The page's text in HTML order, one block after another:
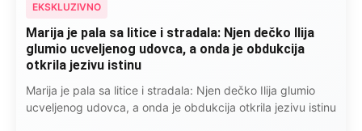
EKSKLUZIVNO
Kad se Marin suprug razbolio ona ga kupala,
pelene mu mijenjala: Jedno jutro je poslao po
čokoladu..
Kad se Marin suprug razbolio ona ga kupala, pelene mu
mijenjala: Jedno jutro je poslao po čokoladu..